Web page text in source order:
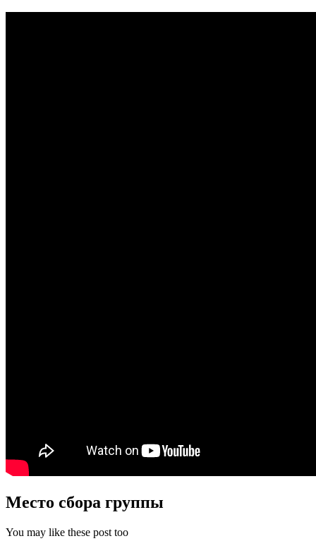
Место сбора группы
You may like these post too